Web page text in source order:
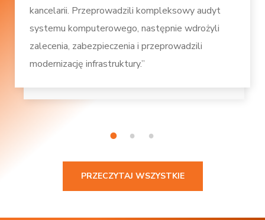
kancelarii. Przeprowadzili kompleksowy audyt
systemu komputerowego, następnie wdrożyli
zalecenia, zabezpieczenia i przeprowadzili
modernizację infrastruktury.”
1 2 3
PRZECZYTAJ WSZYSTKIE